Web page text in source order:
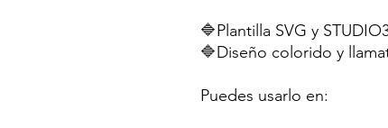
🔷Plantilla SVG y
🔷Diseño colorido y
Puedes usarlo en: